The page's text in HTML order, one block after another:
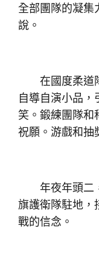
全部團隊的凝集
說。
在國度柔道
自導自演小品，
笑。鍛練團隊和
祝願。游戲和抽
年夜年頭二
旗護衛隊駐地，
戰的信念。